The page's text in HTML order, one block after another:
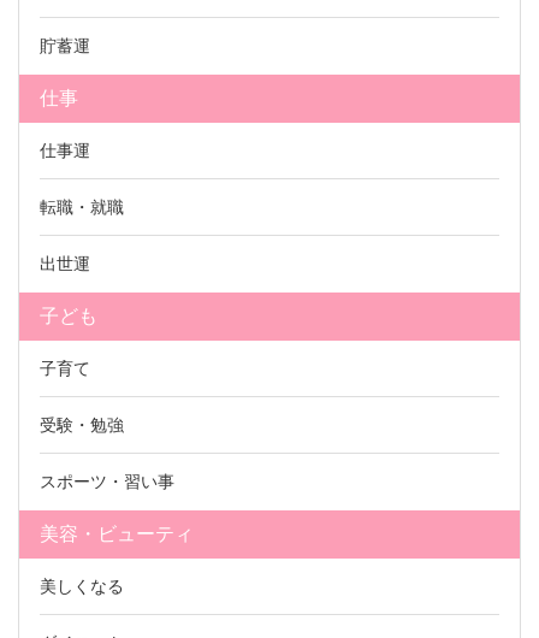
貯蓄運
仕事
仕事運
転職・就職
出世運
子ども
子育て
受験・勉強
スポーツ・習い事
美容・ビューティ
美しくなる